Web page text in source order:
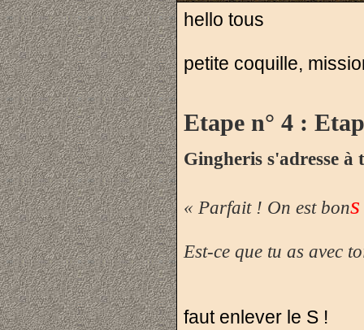
hello tous
petite coquille,
Etape n° 4 :
Gingheris s'adresse à
« Parfait ! On est bons
Est-ce que tu as avec
faut enlever le S !